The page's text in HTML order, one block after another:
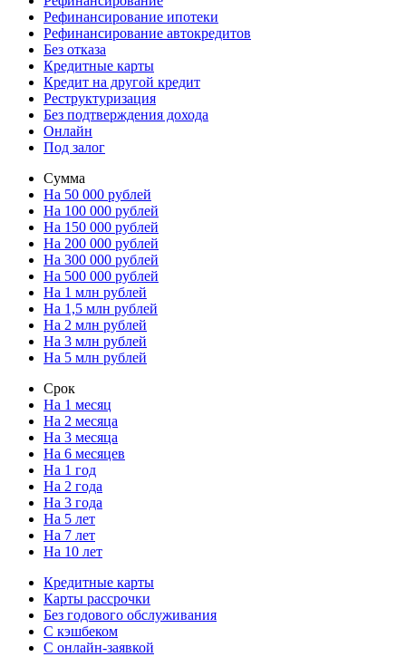
Рефинансирование ипотеки
Рефинансирование автокредитов
Без отказа
Кредитные карты
Кредит на другой кредит
Реструктуризация
Без подтверждения дохода
Онлайн
Под залог
Сумма
На 50 000 рублей
На 100 000 рублей
На 150 000 рублей
На 200 000 рублей
На 300 000 рублей
На 500 000 рублей
На 1 млн рублей
На 1,5 млн рублей
На 2 млн рублей
На 3 млн рублей
На 5 млн рублей
Срок
На 1 месяц
На 2 месяца
На 3 месяца
На 6 месяцев
На 1 год
На 2 года
На 3 года
На 5 лет
На 7 лет
На 10 лет
Кредитные карты
Карты рассрочки
Без годового обслуживания
С кэшбеком
С онлайн-заявкой